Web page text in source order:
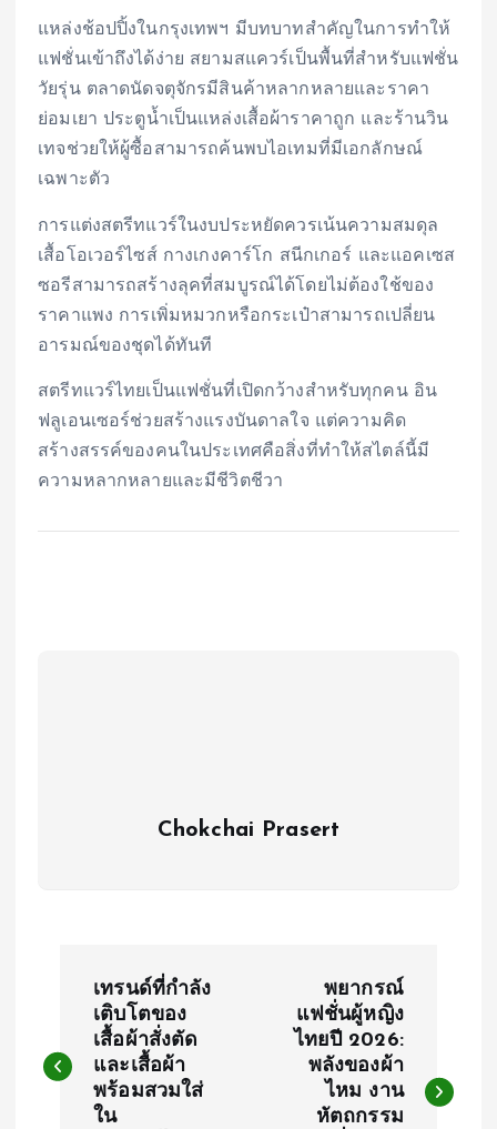
แหล่งช้อปปิ้งในกรุงเทพฯ มีบทบาทสำคัญในการทำให้
แฟชั่นเข้าถึงได้ง่าย สยามสแควร์เป็นพื้นที่สำหรับแฟชั่น
วัยรุ่น ตลาดนัดจตุจักรมีสินค้าหลากหลายและราคา
ย่อมเยา ประตูน้ำเป็นแหล่งเสื้อผ้าราคาถูก และร้านวิน
เทจช่วยให้ผู้ซื้อสามารถค้นพบไอเทมที่มีเอกลักษณ์
เฉพาะตัว
การแต่งสตรีทแวร์ในงบประหยัดควรเน้นความสมดุล
เสื้อโอเวอร์ไซส์ กางเกงคาร์โก สนีกเกอร์ และแอคเซส
ซอรีสามารถสร้างลุคที่สมบูรณ์ได้โดยไม่ต้องใช้ของ
ราคาแพง การเพิ่มหมวกหรือกระเป๋าสามารถเปลี่ยน
อารมณ์ของชุดได้ทันที
สตรีทแวร์ไทยเป็นแฟชั่นที่เปิดกว้างสำหรับทุกคน อิน
ฟลูเอนเซอร์ช่วยสร้างแรงบันดาลใจ แต่ความคิด
สร้างสรรค์ของคนในประเทศคือสิ่งที่ทำให้สไตล์นี้มี
ความหลากหลายและมีชีวิตชีวา
Chokchai Prasert
s
เทรนด์ที่กำลัง
เติบโตของ
เสื้อผ้าสั่งตัด
และเสื้อผ้า
พร้อมสวมใส่
ใน
พยากรณ์
แฟชั่นผู้หญิง
ไทยปี 2026:
พลังของผ้า
ไหม งาน
หัตถกรรม